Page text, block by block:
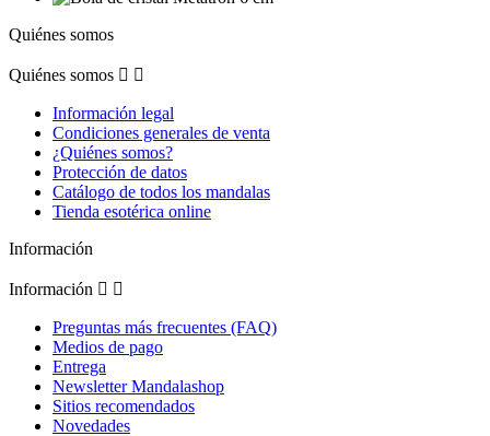
Quiénes somos
Quiénes somos  
Información legal
Condiciones generales de venta
¿Quiénes somos?
Protección de datos
Catálogo de todos los mandalas
Tienda esotérica online
Información
Información  
Preguntas más frecuentes (FAQ)
Medios de pago
Entrega
Newsletter Mandalashop
Sitios recomendados
Novedades